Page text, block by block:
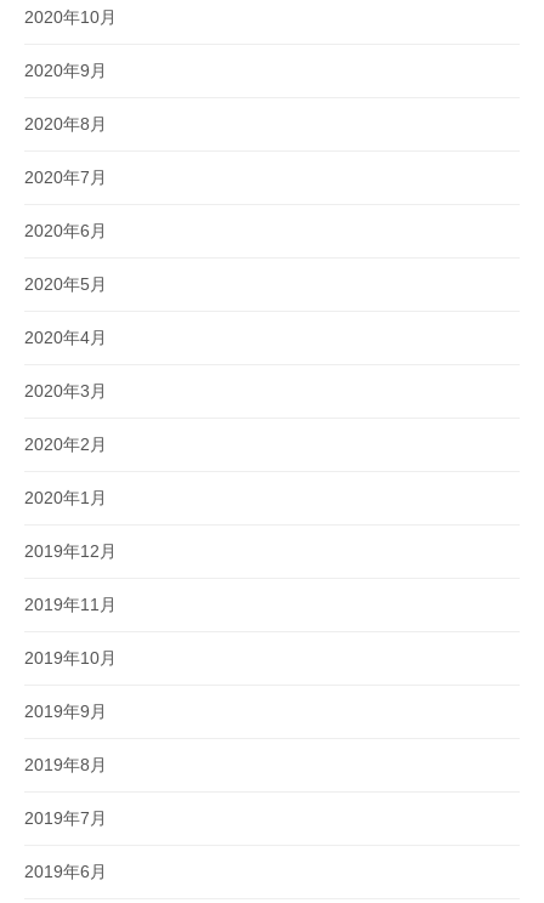
2020年10月
2020年9月
2020年8月
2020年7月
2020年6月
2020年5月
2020年4月
2020年3月
2020年2月
2020年1月
2019年12月
2019年11月
2019年10月
2019年9月
2019年8月
2019年7月
2019年6月